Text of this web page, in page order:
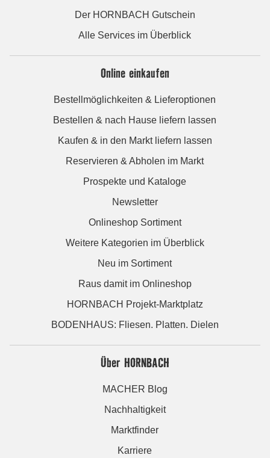
Der HORNBACH Gutschein
Alle Services im Überblick
Online einkaufen
Bestellmöglichkeiten & Lieferoptionen
Bestellen & nach Hause liefern lassen
Kaufen & in den Markt liefern lassen
Reservieren & Abholen im Markt
Prospekte und Kataloge
Newsletter
Onlineshop Sortiment
Weitere Kategorien im Überblick
Neu im Sortiment
Raus damit im Onlineshop
HORNBACH Projekt-Marktplatz
BODENHAUS: Fliesen. Platten. Dielen
Über HORNBACH
MACHER Blog
Nachhaltigkeit
Marktfinder
Karriere